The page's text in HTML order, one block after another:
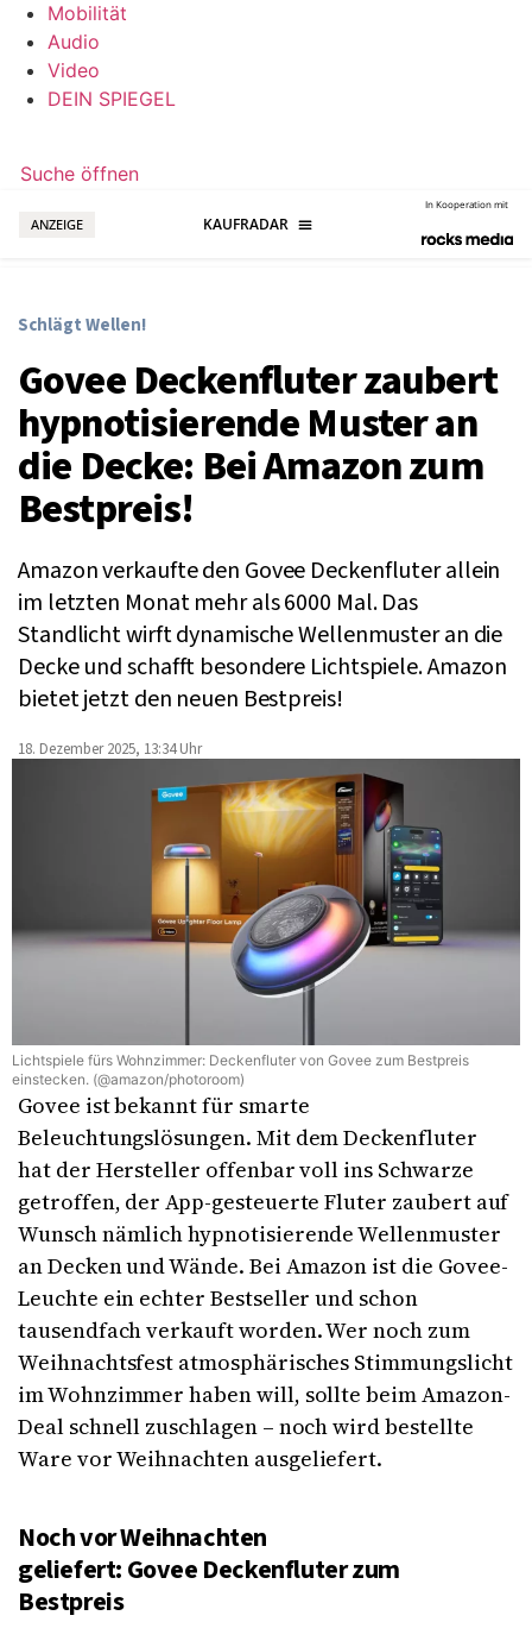
Mobilität
Audio
Video
DEIN SPIEGEL
Suche öffnen
ANZEIGE
In Kooperation mit
Schlägt Wellen!
Govee Deckenfluter zaubert
hypnotisierende Muster an
die Decke: Bei Amazon zum
Bestpreis!
Amazon verkaufte den Govee Deckenfluter allein
im letzten Monat mehr als 6000 Mal. Das
Standlicht wirft dynamische Wellenmuster an die
Decke und schafft besondere Lichtspiele. Amazon
bietet jetzt den neuen Bestpreis!
18. Dezember 2025, 13:34 Uhr
Lichtspiele fürs Wohnzimmer: Deckenfluter von Govee zum Bestpreis
einstecken. (@amazon/photoroom)
Govee ist bekannt für smarte
Beleuchtungslösungen. Mit dem Deckenfluter
hat der Hersteller offenbar voll ins Schwarze
getroffen, der App-gesteuerte Fluter zaubert auf
Wunsch nämlich hypnotisierende Wellenmuster
an Decken und Wände. Bei Amazon ist die Govee-
Leuchte ein echter Bestseller und schon
tausendfach verkauft worden. Wer noch zum
Weihnachtsfest atmosphärisches Stimmungslicht
im Wohnzimmer haben will, sollte beim Amazon-
Deal schnell zuschlagen – noch wird bestellte
Ware vor Weihnachten ausgeliefert.
Noch vor Weihnachten
geliefert: Govee Deckenfluter zum
Bestpreis